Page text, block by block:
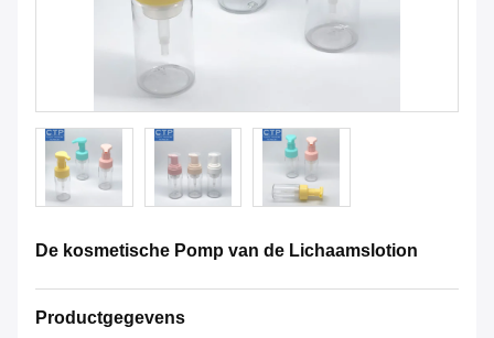
De kosmetische Pomp van de Lichaamslotion
Productgegevens